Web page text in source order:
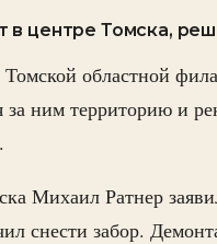
в центре Томска,
областной
за ним территорию и
Михаил Ратнер
снести забор.